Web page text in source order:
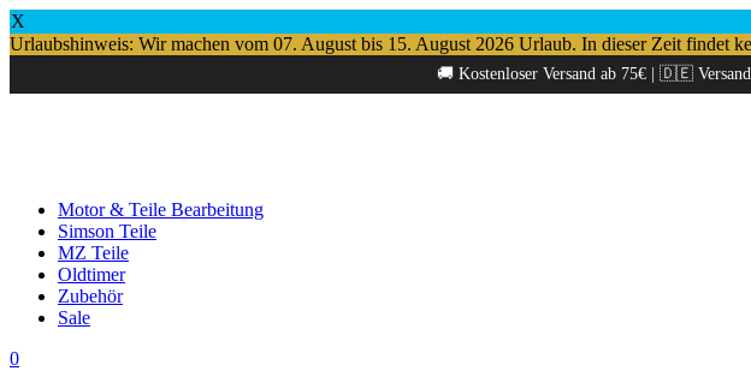
X
Urlaubshinweis: Wir machen vom 07. August bis 15. August 2026 Urlaub. In dieser Zeit findet
🚚 Kostenloser Versand ab 75€ | 🇩🇪
Motor & Teile Bearbeitung
Simson Teile
MZ Teile
Oldtimer
Zubehör
Sale
0